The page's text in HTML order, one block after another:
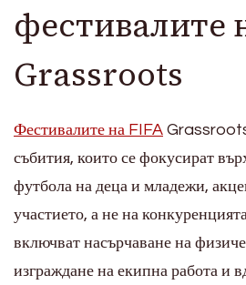
фестивалите
Grassroots
Фестивалите на FIFA Grassroots
събития, които се фокусират
футбола на деца и младежи,
участието, а не на
включват насърчаване на
изграждане на екипна работа и